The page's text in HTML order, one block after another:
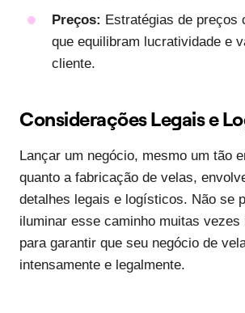
Preços: Estratégias de preços
que equilibram lucratividade e
cliente.
Considerações Legais e
Lançar um negócio, mesmo um tão
quanto a fabricação de velas,
detalhes legais e logísticos. Não se
iluminar esse caminho muitas vezes
para garantir que seu negócio de
intensamente e legalmente.